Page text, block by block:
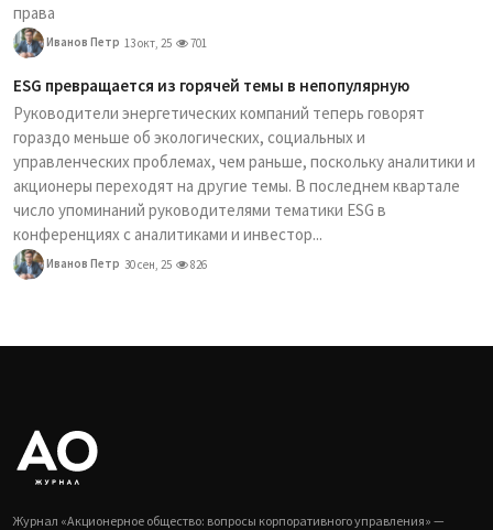
права
Иванов Петр 13 окт, 25 701
ESG превращается из горячей темы в непопулярную
Руководители энергетических компаний теперь говорят
гораздо меньше об экологических, социальных и
управленческих проблемах, чем раньше, поскольку аналитики и
акционеры переходят на другие темы. В последнем квартале
число упоминаний руководителями тематики ESG в
конференциях с аналитиками и инвестор...
Иванов Петр 30 сен, 25 826
Журнал «Акционерное общество: вопросы корпоративного управления» —